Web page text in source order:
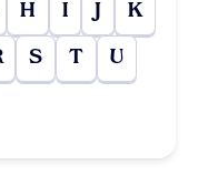
H I J K
S T U